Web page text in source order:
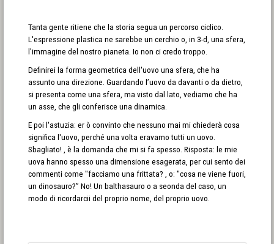
Tanta gente ritiene che la storia segua un percorso ciclico.
L'espressione plastica ne sarebbe un cerchio o, in 3-d, una sfera,
l'immagine del nostro pianeta. Io non ci credo troppo.
Definirei la forma geometrica dell'uovo una sfera, che ha
assunto una direzione. Guardando l’uovo da davanti o da dietro,
si presenta come una sfera, ma visto dal lato, vediamo che ha
un asse, che gli conferisce una dinamica.
E poi l'astuzia: er ò convinto che nessuno mai mi chiederà cosa
significa l'uovo, perché una volta eravamo tutti un uovo.
Sbagliato! , è la domanda che mi si fa spesso. Risposta: le mie
uova hanno spesso una dimensione esagerata, per cui sento dei
commenti come "facciamo una frittata? , o: "cosa ne viene fuori,
un dinosauro?” No! Un balthasauro o a seonda del caso, un
modo di ricordarcii del proprio nome, del proprio uovo.